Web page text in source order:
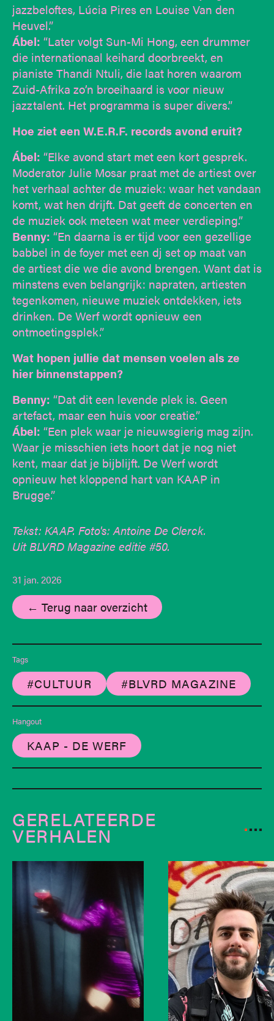
jazzbeloftes, Lúcia Pires en Louise Van den
Heuvel.”
Ábel: “Later volgt Sun-Mi Hong, een drummer
die internationaal keihard doorbreekt, en
pianiste Thandi Ntuli, die laat horen waarom
Zuid-Afrika zo’n broeihaard is voor nieuw
jazztalent. Het programma is super divers.”
Hoe ziet een W.E.R.F. records avond eruit?
Ábel: “Elke avond start met een kort gesprek.
Moderator Julie Mosar praat met de artiest over
het verhaal achter de muziek: waar het vandaan
komt, wat hen drijft. Dat geeft de concerten en
de muziek ook meteen wat meer verdieping.”
Benny: “En daarna is er tijd voor een gezellige
babbel in de foyer met een dj set op maat van
de artiest die we die avond brengen. Want dat is
minstens even belangrijk: napraten, artiesten
tegenkomen, nieuwe muziek ontdekken, iets
drinken. De Werf wordt opnieuw een
ontmoetingsplek.”
Wat hopen jullie dat mensen voelen als ze
hier binnenstappen?
Benny: “Dat dit een levende plek is. Geen
artefact, maar een huis voor creatie.”
Ábel: “Een plek waar je nieuwsgierig mag zijn.
Waar je misschien iets hoort dat je nog niet
kent, maar dat je bijblijft. De Werf wordt
opnieuw het kloppend hart van KAAP in
Brugge.”
Tekst: KAAP. Foto's: Antoine De Clerck.
Uit BLVRD Magazine editie #50.
31 jan. 2026
← Terug naar overzicht
Tags
#CULTUUR #BLVRD MAGAZINE
Hangout
KAAP - DE WERF
GERELATEERDE
VERHALEN